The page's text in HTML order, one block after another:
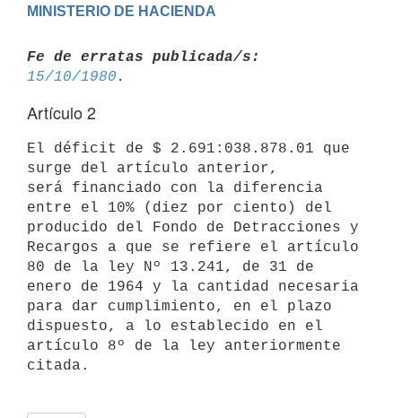
MINISTERIO DE HACIENDA
Fe de erratas publicada/s:
15/10/1980
Artículo 2
El déficit de $ 2.691:038.878.01 que
surge del artículo anterior,
será financiado con la diferencia
entre el 10% (diez por ciento) del
producido del Fondo de Detracciones y
Recargos a que se refiere el artículo
80 de la ley Nº 13.241, de 31 de
enero de 1964 y la cantidad necesaria
para dar cumplimiento, en el plazo
dispuesto, a lo establecido en el
artículo 8º de la ley anteriormente
citada.